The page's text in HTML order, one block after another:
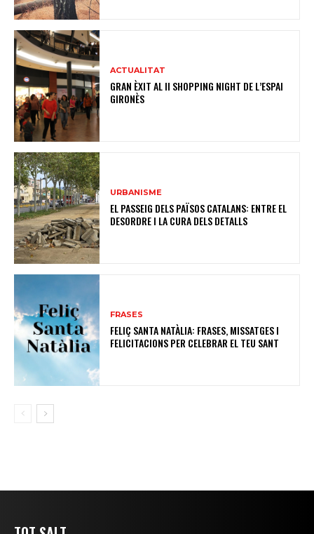
ACTUALITAT
GRAN ÈXIT AL II SHOPPING NIGHT DE L’ESPAI
GIRONÈS
URBANISME
EL PASSEIG DELS PAÏSOS CATALANS: ENTRE EL
DESORDRE I LA CURA DELS DETALLS
FRASES
FELIÇ SANTA NATÀLIA: FRASES, MISSATGES I
FELICITACIONS PER CELEBRAR EL TEU SANT